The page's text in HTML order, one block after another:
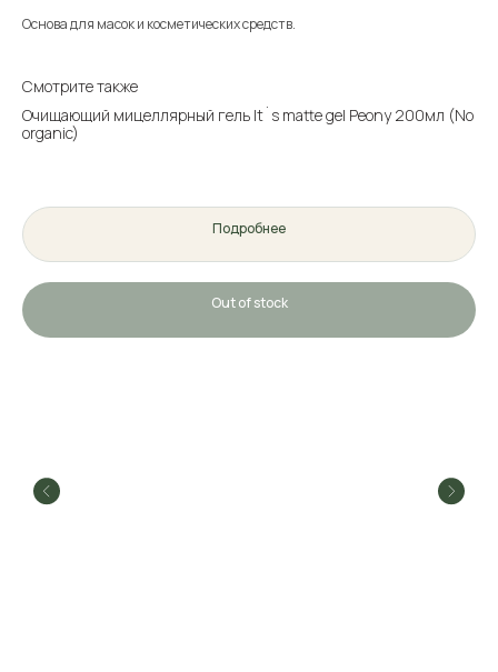
Основа для масок и косметических средств.
Смотрите также
Очищающий мицеллярный гель It`s matte gel Peony 200мл (No
organic)
Подробнее
Out of stock